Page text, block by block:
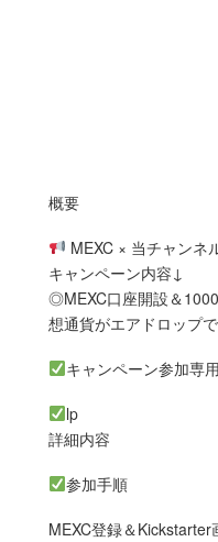
概要
MEXC × 当チャンネ
キャンペーン内容↓
◎MEXC口座開設＆
想通貨がエアドロップ
キャンペーン参加専
lp
詳細内容
参加手順
MEXC登録＆